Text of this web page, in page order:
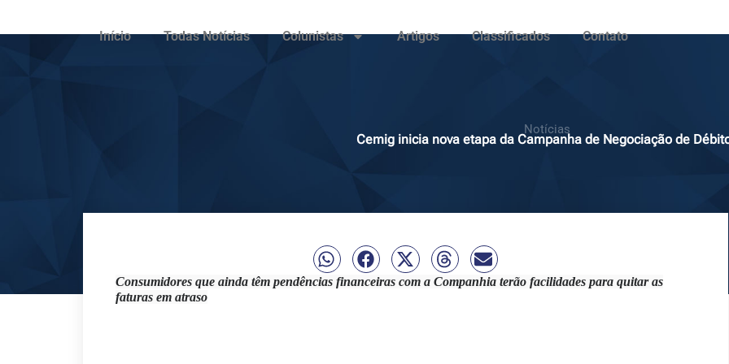
Início Todas Notícias Colunistas Artigos Classificados Contato
Notícias
Cemig inicia nova etapa da Campanha de Negociação de
Consumidores que ainda têm pendências financeiras com a Companhia terão facilidades para quitar as
faturas em atraso